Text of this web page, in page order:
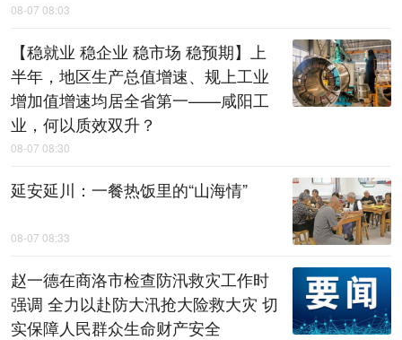
08-07 08:03
【稳就业 稳企业 稳市场 稳预期】上
半年，地区生产总值增速、规上工业
增加值增速均居全省第一——咸阳工
业，何以质效双升？
08-07 08:30
延安延川：一餐热饭里的“山海情”
08-07 08:33
赵一德在商洛市检查防汛救灾工作时
强调 全力以赴防大汛抢大险救大灾 切
实保障人民群众生命财产安全